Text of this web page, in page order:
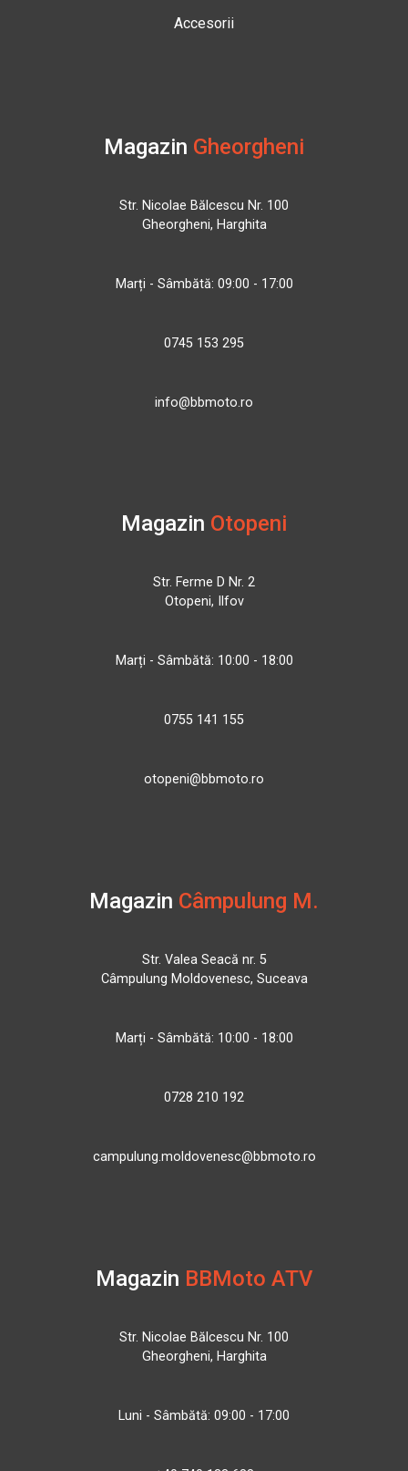
Accesorii
Magazin Gheorgheni
Str. Nicolae Bălcescu Nr. 100
Gheorgheni, Harghita
Marți - Sâmbătă: 09:00 - 17:00
0745 153 295
info@bbmoto.ro
Magazin Otopeni
Str. Ferme D Nr. 2
Otopeni, Ilfov
Marți - Sâmbătă: 10:00 - 18:00
0755 141 155
otopeni@bbmoto.ro
Magazin Câmpulung M.
Str. Valea Seacă nr. 5
Câmpulung Moldovenesc, Suceava
Marți - Sâmbătă: 10:00 - 18:00
0728 210 192
campulung.moldovenesc@bbmoto.ro
Magazin BBMoto ATV
Str. Nicolae Bălcescu Nr. 100
Gheorgheni, Harghita
Luni - Sâmbătă: 09:00 - 17:00